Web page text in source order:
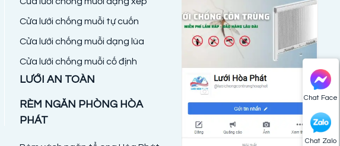
Chat Face
Chat Zalo
Cửa lưới chống muỗi tự cuốn
Cửa lưới chống muỗi dạng lùa
Cửa lưới chống muỗi cố định
LƯỚI AN TOÀN
RÈM NGĂN PHÒNG HÒA
PHÁT